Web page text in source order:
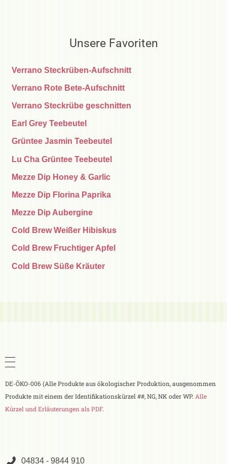
Unsere Favoriten
Verrano Steckrüben-Aufschnitt
Verrano Rote Bete-Aufschnitt
Verrano Steckrübe geschnitten
Earl Grey Teebeutel
Grüntee Jasmin Teebeutel
Lu Cha Grüntee Teebeutel
Mezze Dip Honey & Garlic
Mezze Dip Florina Paprika
Mezze Dip Aubergine
Cold Brew Weißer Hibiskus
Cold Brew Fruchtiger Apfel
Cold Brew Süße Kräuter
DE-ÖKO-006 (Alle Produkte aus ökologischer Produktion, ausgenommen
Produkte mit einem der Identifikationskürzel ##, NG, NK oder WP. Alle
Kürzel und Erläuterungen als PDF.
04834 - 9844 910